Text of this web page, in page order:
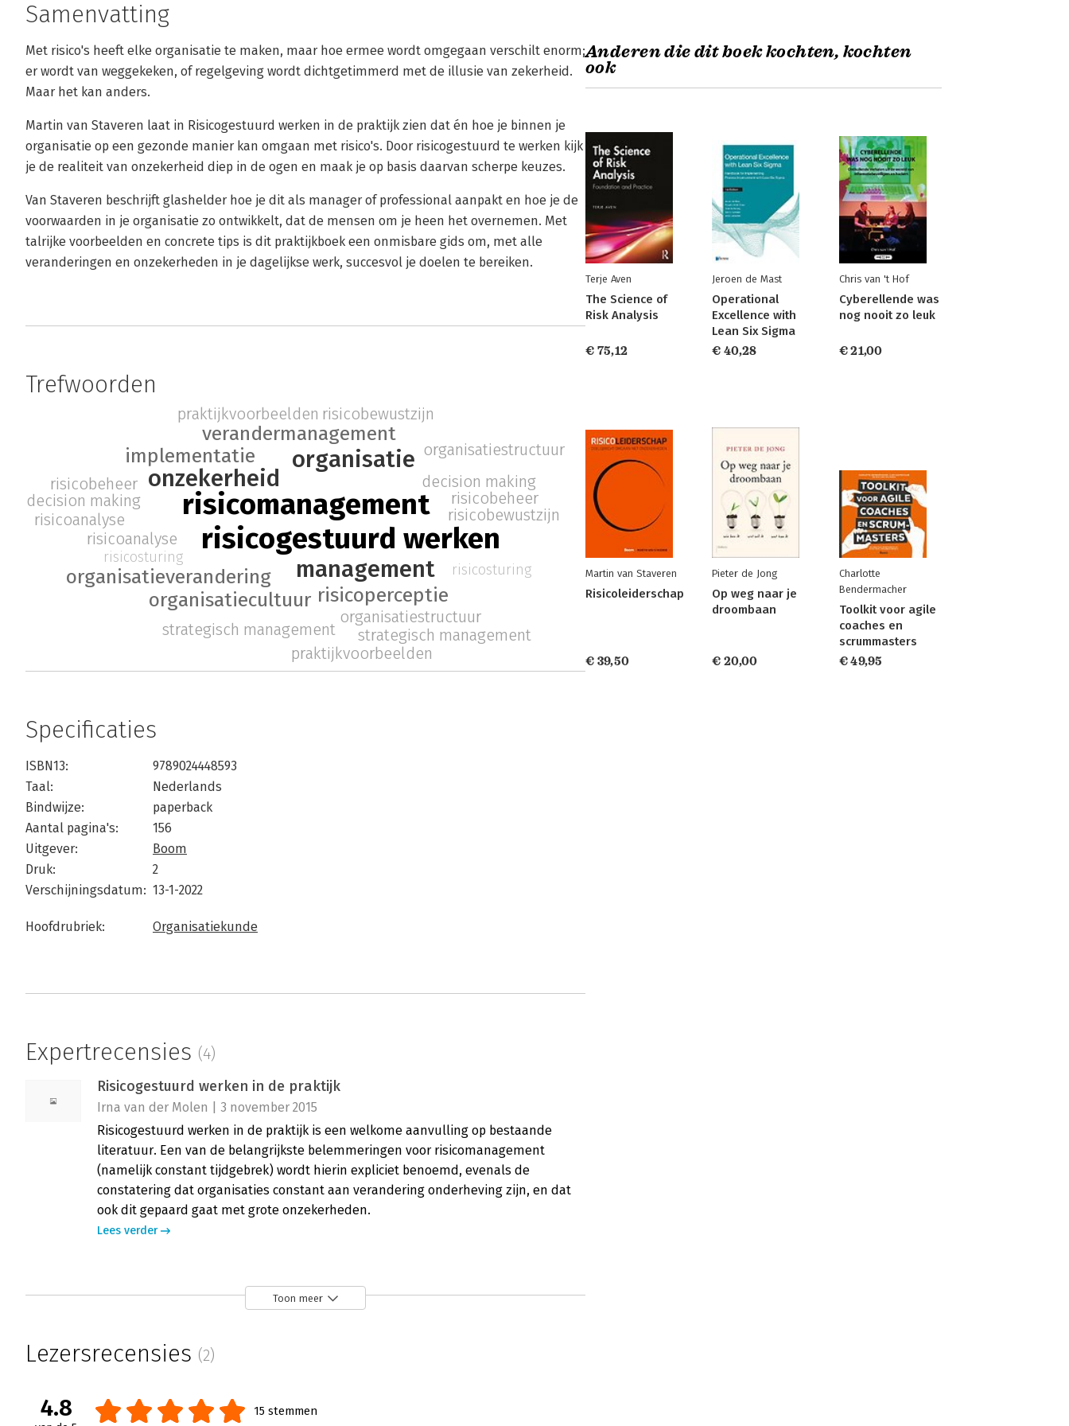
Samenvatting
Met risico's heeft elke organisatie te maken, maar hoe ermee wordt omgegaan verschilt enorm;
er wordt van weggekeken, of regelgeving wordt dichtgetimmerd met de illusie van zekerheid.
Maar het kan anders.
Martin van Staveren laat in Risicogestuurd werken in de praktijk zien dat én hoe je binnen je
organisatie op een gezonde manier kan omgaan met risico's. Door risicogestuurd te werken kijk
je de realiteit van onzekerheid diep in de ogen en maak je op basis daarvan scherpe keuzes.
Van Staveren beschrijft glashelder hoe je dit als manager of professional aanpakt en hoe je de
voorwaarden in je organisatie zo ontwikkelt, dat de mensen om je heen het overnemen. Met
talrijke voorbeelden en concrete tips is dit praktijkboek een onmisbare gids om, met alle
veranderingen en onzekerheden in je dagelijkse werk, succesvol je doelen te bereiken.
Trefwoorden
risicomanagement
risicogestuurd werken
management
onzekerheid
organisatie
risicoperceptie
organisatiecultuur
organisatieverandering
implementatie
verandermanagement
risicosturing
risicoanalyse
organisatiestructuur
decision making
strategisch management
praktijkvoorbeelden
risicobeheer
risicobewustzijn
risicosturing
risicoanalyse
organisatiestructuur
decision making
strategisch management
praktijkvoorbeelden
risicobeheer
risicobewustzijn
Specificaties
ISBN13:
9789024448593
Taal:
Nederlands
Bindwijze:
paperback
Aantal pagina's:
156
Uitgever:
Boom
Druk:
2
Verschijningsdatum: 13-1-2022
Hoofdrubriek: Organisatiekunde
Expertrecensies (4)
Risicogestuurd werken in de praktijk
Irna van der Molen | 3 november 2015
Risicogestuurd werken in de praktijk is een welkome aanvulling op bestaande
literatuur. Een van de belangrijkste belemmeringen voor risicomanagement
(namelijk constant tijdgebrek) wordt hierin expliciet benoemd, evenals de
constatering dat organisaties constant aan verandering onderheving zijn, en dat
ook dit gepaard gaat met grote onzekerheden.
Lees verder
Risicogestuurd werken in de praktijk
duidelijk te maken welke doelgroep welk hoofdstuk specifiek moet lezen. In de vier
risicogestuurd werken: wat en hoe, (3) de voorwaarden voor de organisatie en (4)
de praktische tips. Elk hoofdstuk kent een handige samenvatting met enkele
Toon meer
Lezersrecensies (2)
4.8 15 stemmen
Anderen die dit boek kochten, kochten
ook
Terje Aven
The Science of
Risk Analysis
€ 75,12
Jeroen de Mast
Operational
Excellence with
Lean Six Sigma
€ 40,28
Chris van 't Hof
Cyberellende was
nog nooit zo leuk
€ 21,00
Martin van Staveren
Risicoleiderschap
€ 39,50
Pieter de Jong
Op weg naar je
droombaan
€ 20,00
Charlotte
Bendermacher
Toolkit voor agile
coaches en
scrummasters
€ 49,95